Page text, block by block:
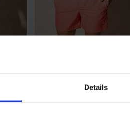
Details
AND JONES JPSTMaui Horizon